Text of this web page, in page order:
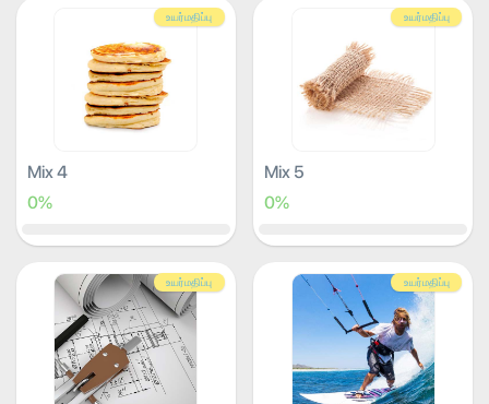
உயர்மதிப்பு
Mix 4
0%
உயர்மதிப்பு
Mix 5
0%
உயர்மதிப்பு உயர்மதிப்பு